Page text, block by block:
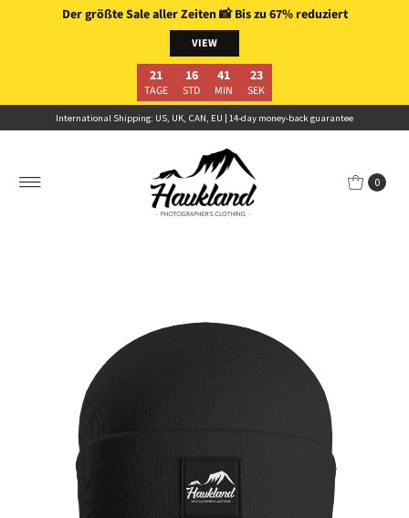
Skip to content
Der größte Sale aller Zeiten📸Bis zu 67% reduziert
VIEW
21
TAGE
16
STD
41
MIN
23
SEK
International Shipping: US, UK, CAN, EU | 14-day money-back guarantee
0